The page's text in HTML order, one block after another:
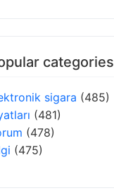
categories
sigara (485)
(481)
(478)
(475)